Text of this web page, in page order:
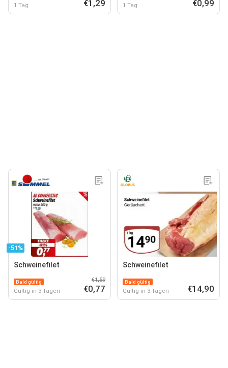
1 Tag €1,29 1 Tag €0,99
-51%
Schweinefilet
Bald gültig
Gültig in 3 Tagen
€1,59
€0,77
Schweinefilet
Bald gültig
Gültig in 3 Tagen €14,90